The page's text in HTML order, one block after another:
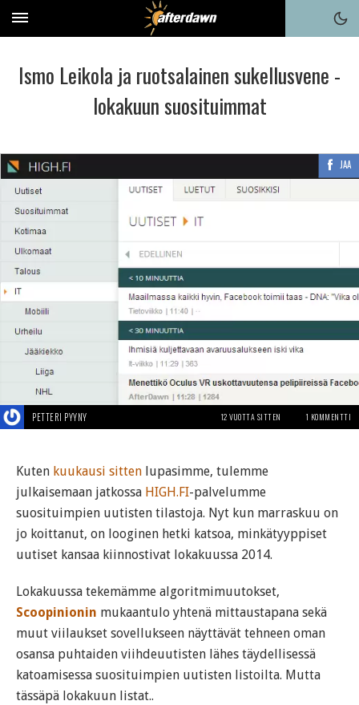
Ismo Leikola ja ruotsalainen sukellusvene -
lokakuun suosituimmat
JAA
PETTERI PYYNY 12 VUOTTA SITTEN 1 KOMMENTTI
Kuten kuukausi sitten lupasimme, tulemme
julkaisemaan jatkossa HIGH.FI-palvelumme
suosituimpien uutisten tilastoja. Nyt kun marraskuu on
jo koittanut, on looginen hetki katsoa, minkätyyppiset
uutiset kansaa kiinnostivat lokakuussa 2014.
Lokakuussa tekemämme algoritmimuutokset,
Scoopinionin mukaantulo yhtenä mittaustapana sekä
muut viilaukset sovellukseen näyttävät tehneen oman
osansa puhtaiden viihdeuutisten lähes täydellisessä
katoamisessa suosituimpien uutisten listoilta. Mutta
tässäpä lokakuun listat..